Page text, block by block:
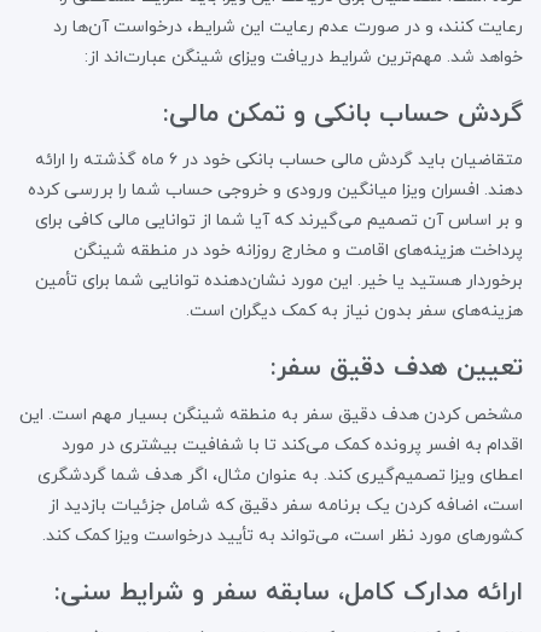
رعایت کنند، و در صورت عدم رعایت این شرایط، درخواست آن‌ها رد
خواهد شد. مهم‌ترین شرایط دریافت ویزای شینگن عبارت‌اند از:
گردش حساب بانکی و تمکن مالی:
متقاضیان باید گردش مالی حساب بانکی خود در ۶ ماه گذشته را ارائه
دهند. افسران ویزا میانگین ورودی و خروجی حساب شما را بررسی کرده
و بر اساس آن تصمیم می‌گیرند که آیا شما از توانایی مالی کافی برای
پرداخت هزینه‌های اقامت و مخارج روزانه خود در منطقه شینگن
برخوردار هستید یا خیر. این مورد نشان‌دهنده توانایی شما برای تأمین
هزینه‌های سفر بدون نیاز به کمک دیگران است.
تعیین هدف دقیق سفر:
مشخص کردن هدف دقیق سفر به منطقه شینگن بسیار مهم است. این
اقدام به افسر پرونده کمک می‌کند تا با شفافیت بیشتری در مورد
اعطای ویزا تصمیم‌گیری کند. به عنوان مثال، اگر هدف شما گردشگری
است، اضافه کردن یک برنامه سفر دقیق که شامل جزئیات بازدید از
کشورهای مورد نظر است، می‌تواند به تأیید درخواست ویزا کمک کند.
ارائه مدارک کامل، سابقه سفر و شرایط سنی: